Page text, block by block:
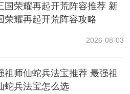
级上限也由50提升至55。
，樱岛也上线了许多新设
设施。同时游戏中的科技发
国荣耀再起开荒阵容推荐 新
荣耀再起开荒阵容攻略
2026-08-03
祖师仙蛇兵法宝推荐 最强祖
蛇兵法宝怎么选